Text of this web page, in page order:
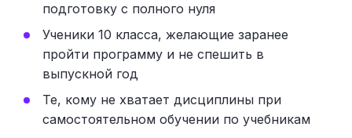
подготовку с полного нуля
Ученики 10 класса, желающие заранее
пройти программу и не спешить в
выпускной год
Те, кому не хватает дисциплины при
самостоятельном обучении по учебникам